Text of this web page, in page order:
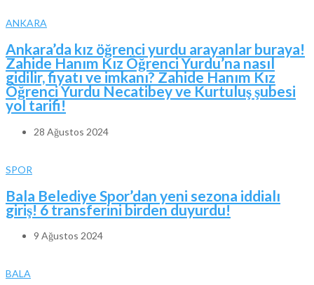
ANKARA
Ankara’da kız öğrenci yurdu arayanlar buraya!
Zahide Hanım Kız Öğrenci Yurdu’na nasıl
gidilir, fiyatı ve imkanı? Zahide Hanım Kız
Öğrenci Yurdu Necatibey ve Kurtuluş şubesi
yol tarifi!
28 Ağustos 2024
SPOR
Bala Belediye Spor’dan yeni sezona iddialı
giriş! 6 transferini birden duyurdu!
9 Ağustos 2024
BALA